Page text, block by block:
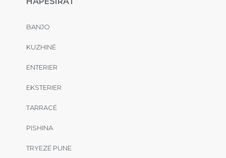
BANJO
KUZHINË
ENTERIER
EKSTERIER
TARRACË
PISHINA
TRYEZË PUNE